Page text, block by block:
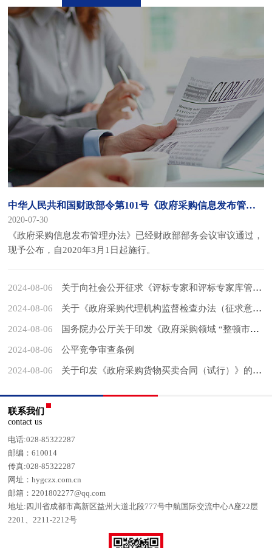
中华人民共和国财政部令第101号《政府采购信息发布管理办法》
2020-07-30
《政府采购信息发布管理办法》已经财政部部务会议审议通过，
现予公布，自2020年3月1日起施行。
2024-08-06 关于向社会公开征求《评标专家和评标专家库管理办法 （公开征求意见稿）》意见的公告
2024-08-06 关于《政府采购代理机构监督检查办法（征求意见稿）》 公开征求意见的通知
2024-08-06 国务院办公厅关于印发《政府采购领域 “整顿市场秩序、建设法规体系、促进产业发展” 三年行动方案（2024—2026年）》的通知
2024-08-06 公平竞争审查条例
2024-08-06 关于印发《政府采购货物买卖合同（试行）》的通知
联系我们
contact us
电话:028-85322287
邮编：610014
传真:028-85322287
网址：hygczx.com.cn
邮箱：2201802277@qq.com
地址:四川省成都市高新区益州大道北段777号中航国际交流中心A座22层
2201、2211-2212号